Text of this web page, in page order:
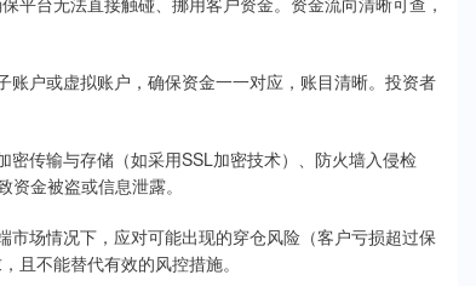
户或虚拟账户，确保资金一一对应，账目清晰。投资者
传输与存储（如采用SSL加密技术）、防火墙入侵检
金被盗或信息泄露。
场情况下，应对可能出现的穿仓风险（客户亏损超过保
且不能替代有效的风控措施。